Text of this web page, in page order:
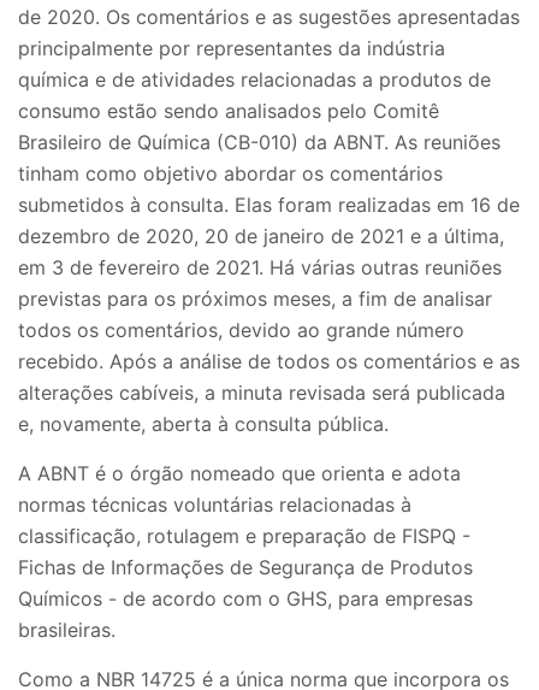
de 2020. Os comentários e as sugestões apresentadas
principalmente por representantes da indústria
química e de atividades relacionadas a produtos de
consumo estão sendo analisados pelo Comitê
Brasileiro de Química (CB-010) da ABNT. As reuniões
tinham como objetivo abordar os comentários
submetidos à consulta. Elas foram realizadas em 16 de
dezembro de 2020, 20 de janeiro de 2021 e a última,
em 3 de fevereiro de 2021. Há várias outras reuniões
previstas para os próximos meses, a fim de analisar
todos os comentários, devido ao grande número
recebido. Após a análise de todos os comentários e as
alterações cabíveis, a minuta revisada será publicada
e, novamente, aberta à consulta pública.
A ABNT é o órgão nomeado que orienta e adota
normas técnicas voluntárias relacionadas à
classificação, rotulagem e preparação de FISPQ -
Fichas de Informações de Segurança de Produtos
Químicos - de acordo com o GHS, para empresas
brasileiras.
Como a NBR 14725 é a única norma que incorpora os